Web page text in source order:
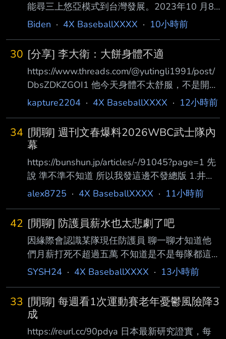
能尋三上悠亞模式到台灣發展。2023年10 月8
日三上悠亞受邀到味全龍開球，還登上應援舞台
相當敬業，但前AV女優的身分還是掀起不少討
論。以河北彩花目前的身分，要以 啦啦隊身分
登上中職應援舞台，難度相當高。 --
Biden · 4X BaseballXXXX · 10小時前
30 [分享] 李大衛：大餅身體不適
https://www.threads.com/@yutingli1991/post/
DbsZDKZGOI1 他今天身體不太舒服，不是開玩
笑地那種，祝福他快點好起來！ 怕 總之不要是
kapture2204 · 4X BaseballXXXX · 12小時前
34 [閒聊] 週刊文春爆料2026WBC武士隊內
幕
https://bunshun.jp/articles/-/91045?page=1 先
說 準不準不知道 所以我發這邊不發總版 1.井端
監督的溝通能力很差，連大谷都私下問隊友「他
很差，有球員抱怨甚至在比賽中，還會突然被問
到：『下一個 打席你能代打上場嗎？』由於我
們毫無準備，根本無法做到 3.輸球後金子誠把鍋
推給選手，更是讓休息室氣氛徹底崩盤 4.能見篤
史跟吉見一起的調度規劃混亂 原本對委內瑞拉
是要菊池雄星上去投 結果變成隅田知一郎 伊藤
大海只練投五球就直接上了
alex8725 · 4X BaseballXXXX · 11小時前
42 [閒聊] 防護員薪水也太悲劇了吧
因緣際會認識某隊現任防護員 聊一聊才知道他
們月薪打死不超過五萬 不知道是不是每隊都這
樣 還是我對“職業”兩個字有太多幻想 但一整天
常 除非可以回家不然就都要跟選手關在一起 選
手一整天不管有沒有在訓練都要靠防護員維持
很多人還會請他們開訓練菜單 可以說季前季後
很多方面都要靠防護員 講他們掌握球員半個命
SYSH24 · 4X BaseballXXXX · 13小時前
33 [閒聊] 每週看1次運動賽老年憂鬱風險降3
成
https://reurl.cc/90pdya 日本最新研究證實，每